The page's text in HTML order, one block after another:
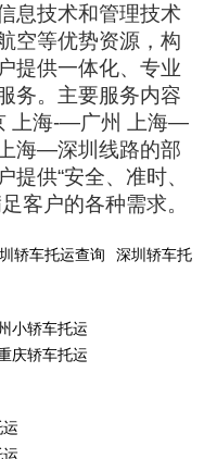
息技术和管理技术
空等优势资源，构
提供一体化、专业
务。主要服务内容
上海-—广州 上海—
海—深圳线路的部
供“安全、准时、
客户的各种需求。
轿车托运查询
深圳轿车托
小轿车托运
庆轿车托运